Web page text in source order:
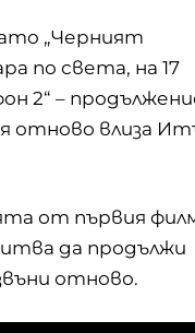
„Черният
по света, на 17
2“ –
отново влиза
от първия
да продължи
отново.